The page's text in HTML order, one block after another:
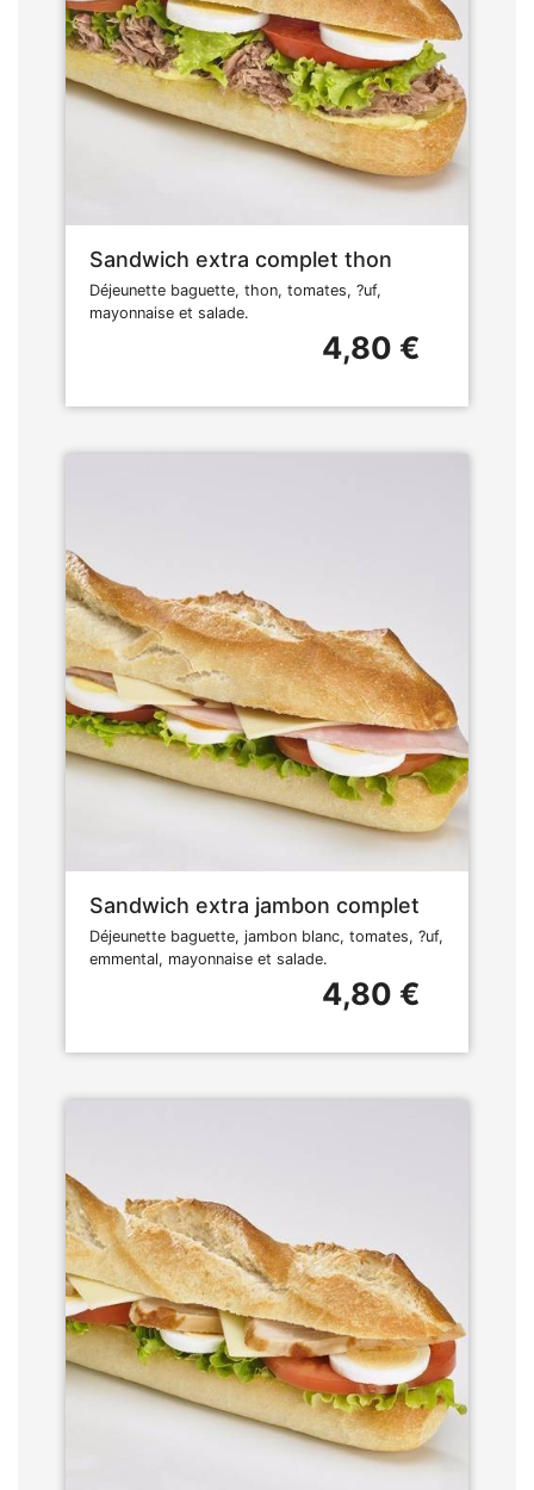
Sandwich extra complet thon
Déjeunette baguette, thon, tomates, ?uf,
mayonnaise et salade.
4,80 €
Sandwich extra jambon complet
Déjeunette baguette, jambon blanc, tomates, ?uf,
emmental, mayonnaise et salade.
4,80 €